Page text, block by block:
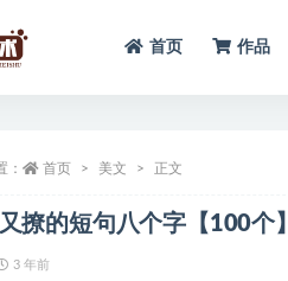
首页 作品
： 首页 美文 正文
撩的短句八个字【100个】
3 年前